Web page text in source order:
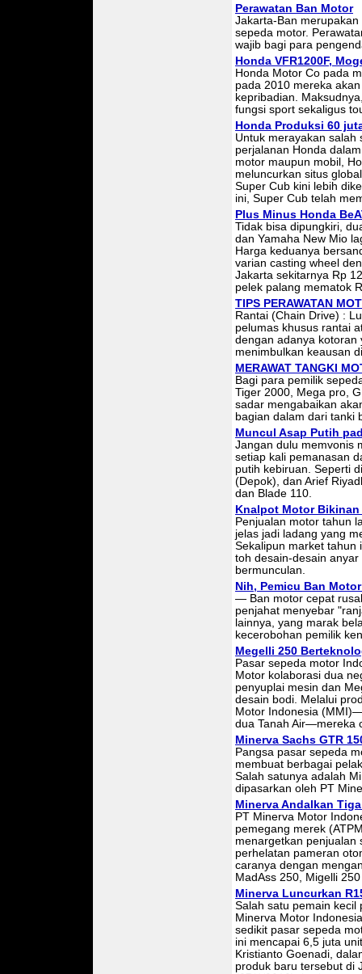
Perawatan Ban Motor
Jakarta-Ban
sepeda motor.
wajib bagi para
Honda VFR1200F,
Honda Motor Co pada
pada 2010 mereka
kepribadian.
fungsi sport sekaligus
Honda Produksi 60
Untuk merayakan salah
perjalanan Honda
motor maupun mobil,
meluncurkan situs
Super Cub kini lebih
ini, Super Cub telah
Plus Minus Honda
Tidak bisa dipungkiri,
dan Yamaha New Mio
Harga keduanya
varian casting wheel
Jakarta sekitarnya Rp
pelek palang mematok
TIPS PERAWATAN
Rantai (Chain Drive) :
pelumas khusus rantai
dengan adanya kotoran
menimbulkan keausan
MERAWAT TANGKI
Bagi para pemilik
Tiger 2000, Mega pro,
sadar mengabaikan
bagian dalam dari tanki
Muncul Asap Putih
Jangan dulu memvonis
setiap kali pemanasan
putih kebiruan. Seperti
(Depok), dan Arief
dan Blade 110.
Knalpot Motor Bikinan
Penjualan motor tahun
jelas jadi ladang yang
Sekalipun market tahun
toh desain-desain
bermunculan.
Nih, Pemicu Ban
— Ban motor cepat
penjahat menyebar
lainnya, yang marak
kecerobohan pemilik
Megelli 250
Pasar sepeda motor
Motor kolaborasi dua
penyuplai mesin dan
desain bodi. Melalui
Motor Indonesia
dua Tanah Air—mereka
Minerva Sachs GTR
Pangsa pasar sepeda
membuat berbagai
Salah satunya adalah
dipasarkan oleh PT
Minerva Andalkan
PT Minerva Motor
pemegang merek
menargetkan penjualan
perhelatan pameran
caranya dengan
MadAss 250, Migelli
Minerva Luncurkan
Salah satu pemain kecil
Minerva Motor
sedikit pasar sepeda
ini mencapai 6,5 juta
Kristianto Goenadi,
produk baru tersebut di